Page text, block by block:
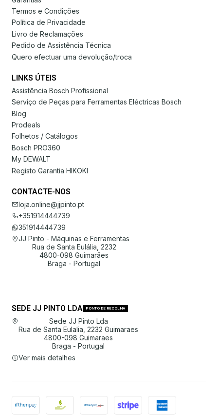
Termos e Condições
Política de Privacidade
Livro de Reclamações
Pedido de Assistência Técnica
Quero efectuar uma devolução/troca
LINKS ÚTEIS
Assistência Bosch Profissional
Serviço de Peças para Ferramentas Eléctricas Bosch
Blog
Prodeals
Folhetos / Catálogos
Bosch PRO360
My DEWALT
Registo Garantia HIKOKI
CONTACTE-NOS
loja.online@jjpinto.pt
+351914444739
351914444739
JJ Pinto - Máquinas e Ferramentas
Rua de Santa Eulália, 2232
4800-098 Guimarães
Braga - Portugal
SEDE JJ PINTO LDA PONTO DE RECOLHA
Sede JJ Pinto Lda
Rua de Santa Eulalia, 2232 Guimaraes
4800-098 Guimaraes
Braga - Portugal
Ver mais detalhes